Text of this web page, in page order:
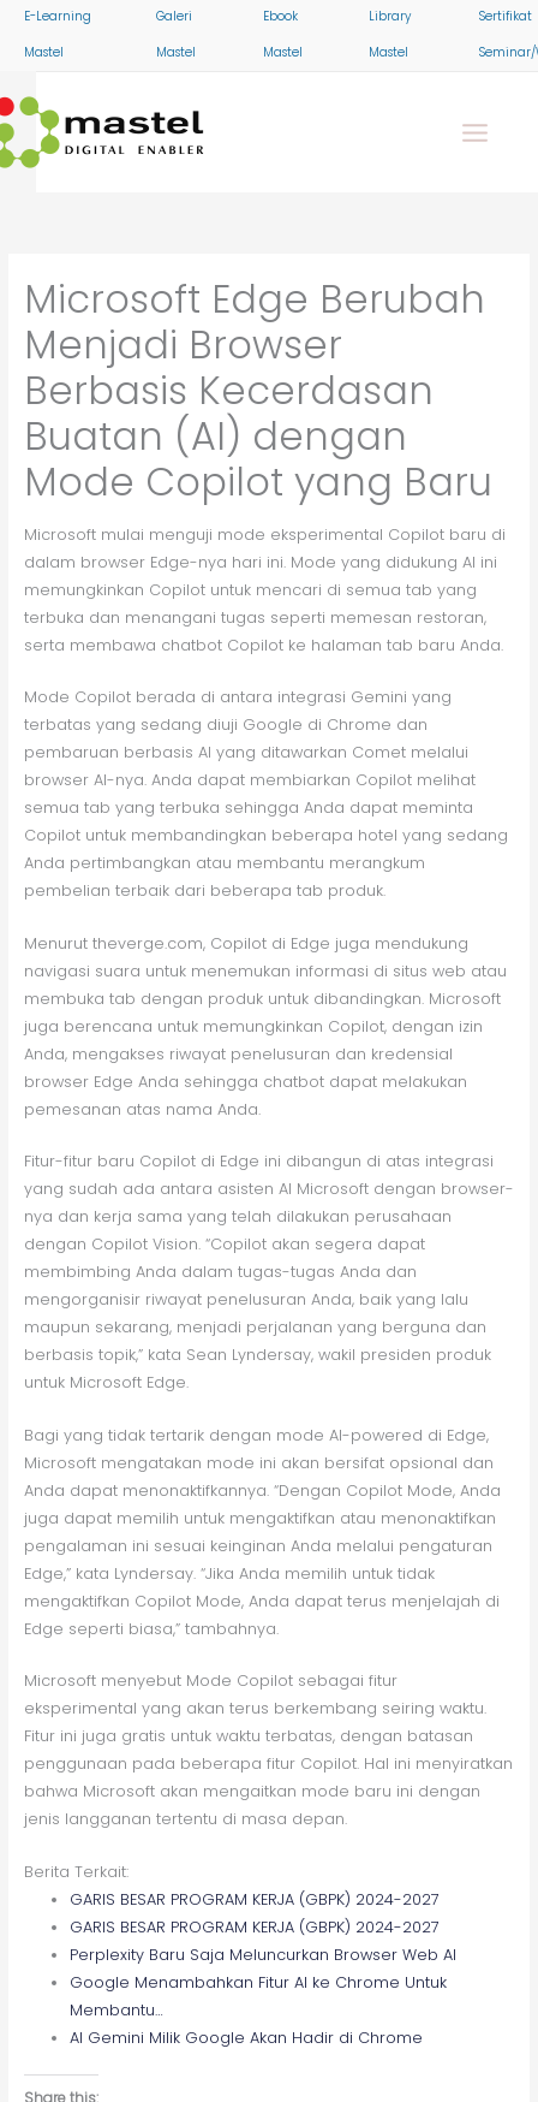
SkipE-Learning
Mastel
Galeri
Mastel
Ebook
Mastel
Library
Mastel
Sertifikat
Microsoft Edge Berubah
Menjadi Browser
Berbasis Kecerdasan
Buatan (AI) dengan
Mode Copilot yang Baru
Microsoft mulai menguji mode eksperimental Copilot baru di
dalam browser Edge-nya hari ini. Mode yang didukung AI ini
memungkinkan Copilot untuk mencari di semua tab yang
terbuka dan menangani tugas seperti memesan restoran,
serta membawa chatbot Copilot ke halaman tab baru Anda.
Mode Copilot berada di antara integrasi Gemini yang
terbatas yang sedang diuji Google di Chrome dan
pembaruan berbasis AI yang ditawarkan Comet melalui
browser AI-nya. Anda dapat membiarkan Copilot melihat
semua tab yang terbuka sehingga Anda dapat meminta
Copilot untuk membandingkan beberapa hotel yang sedang
Anda pertimbangkan atau membantu merangkum
pembelian terbaik dari beberapa tab produk.
Menurut theverge.com, Copilot di Edge juga mendukung
navigasi suara untuk menemukan informasi di situs web atau
membuka tab dengan produk untuk dibandingkan. Microsoft
juga berencana untuk memungkinkan Copilot, dengan izin
Anda, mengakses riwayat penelusuran dan kredensial
browser Edge Anda sehingga chatbot dapat melakukan
pemesanan atas nama Anda.
Fitur-fitur baru Copilot di Edge ini dibangun di atas integrasi
yang sudah ada antara asisten AI Microsoft dengan browser-
nya dan kerja sama yang telah dilakukan perusahaan
dengan Copilot Vision. “Copilot akan segera dapat
membimbing Anda dalam tugas-tugas Anda dan
mengorganisir riwayat penelusuran Anda, baik yang lalu
maupun sekarang, menjadi perjalanan yang berguna dan
berbasis topik,” kata Sean Lyndersay, wakil presiden produk
untuk Microsoft Edge.
Bagi yang tidak tertarik dengan mode AI-powered di Edge,
Microsoft mengatakan mode ini akan bersifat opsional dan
Anda dapat menonaktifkannya. “Dengan Copilot Mode, Anda
juga dapat memilih untuk mengaktifkan atau menonaktifkan
pengalaman ini sesuai keinginan Anda melalui pengaturan
Edge,” kata Lyndersay. “Jika Anda memilih untuk tidak
mengaktifkan Copilot Mode, Anda dapat terus menjelajah di
Edge seperti biasa,” tambahnya.
Microsoft menyebut Mode Copilot sebagai fitur
eksperimental yang akan terus berkembang seiring waktu.
Fitur ini juga gratis untuk waktu terbatas, dengan batasan
penggunaan pada beberapa fitur Copilot. Hal ini menyiratkan
bahwa Microsoft akan mengaitkan mode baru ini dengan
jenis langganan tertentu di masa depan.
Berita Terkait:
GARIS BESAR PROGRAM KERJA (GBPK) 2024-2027
GARIS BESAR PROGRAM KERJA (GBPK) 2024-2027
Perplexity Baru Saja Meluncurkan Browser Web AI
Google Menambahkan Fitur AI ke Chrome Untuk
Membantu…
AI Gemini Milik Google Akan Hadir di Chrome
Share this: